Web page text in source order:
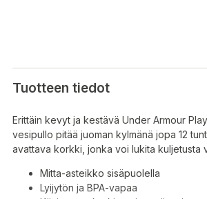
Tuotteen tiedot
Erittäin kevyt ja kestävä Under Armour
vesipullo pitää juoman kylmänä jopa 12
avattava korkki, jonka voi lukita kuljetusta
Mitta-asteikko sisäpuolella
Lyijytön ja BPA-vapaa